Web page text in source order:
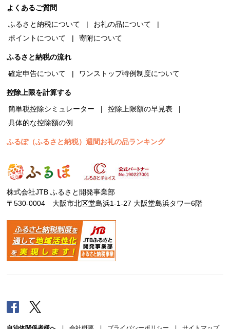
よくあるご質問
ふるさと納税について
お礼の品について
ポイントについて
寄附について
ふるさと納税の流れ
確定申告について
ワンストップ特例制度について
控除上限を計算する
簡単税控除シミュレーター
控除上限額の早見表
具体的な控除額の例
ふるぽ（ふるさと納税）週間お礼の品ランキング
株式会社JTB ふるさと開発事業部
〒530-0004 大阪市北区堂島浜1-1-27 大阪堂島浜タワー6階
Facebook